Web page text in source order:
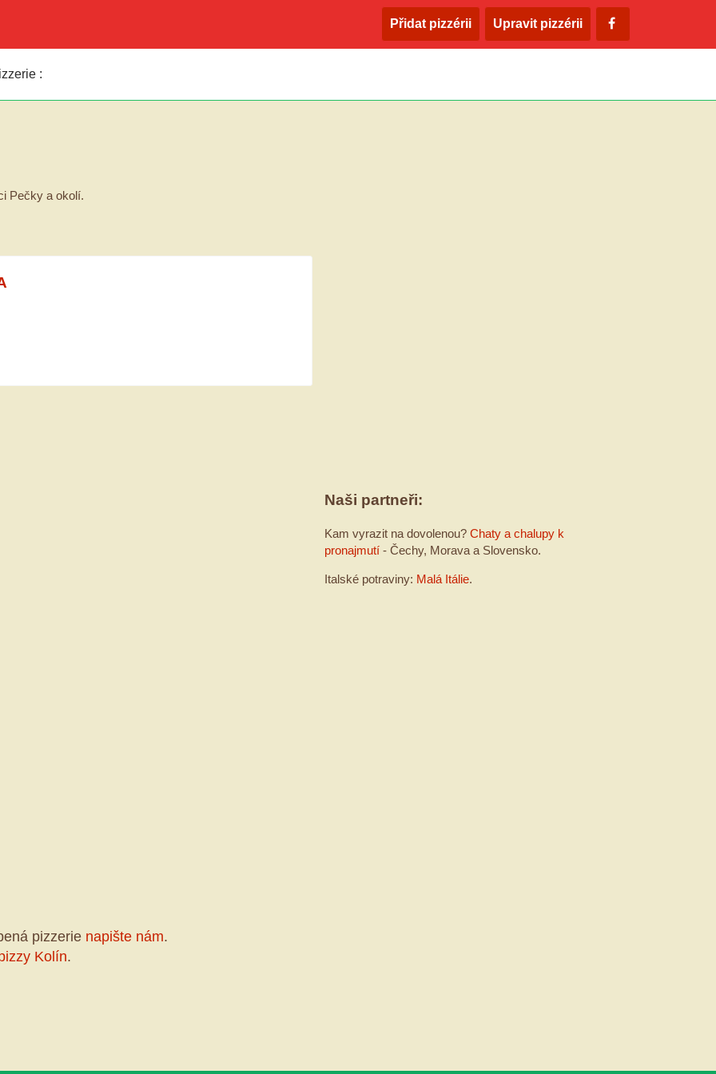
Přidat pizzérii Upravit pizzérii
:
Pečky a okolí.
Naši partneři:
Kam vyrazit na dovolenou?Chaty a chalupy k
pronajmutí - Čechy, Morava a Slovensko.
Italské potraviny: Malá Itálie.
pizzerie napište nám.
Kolín.